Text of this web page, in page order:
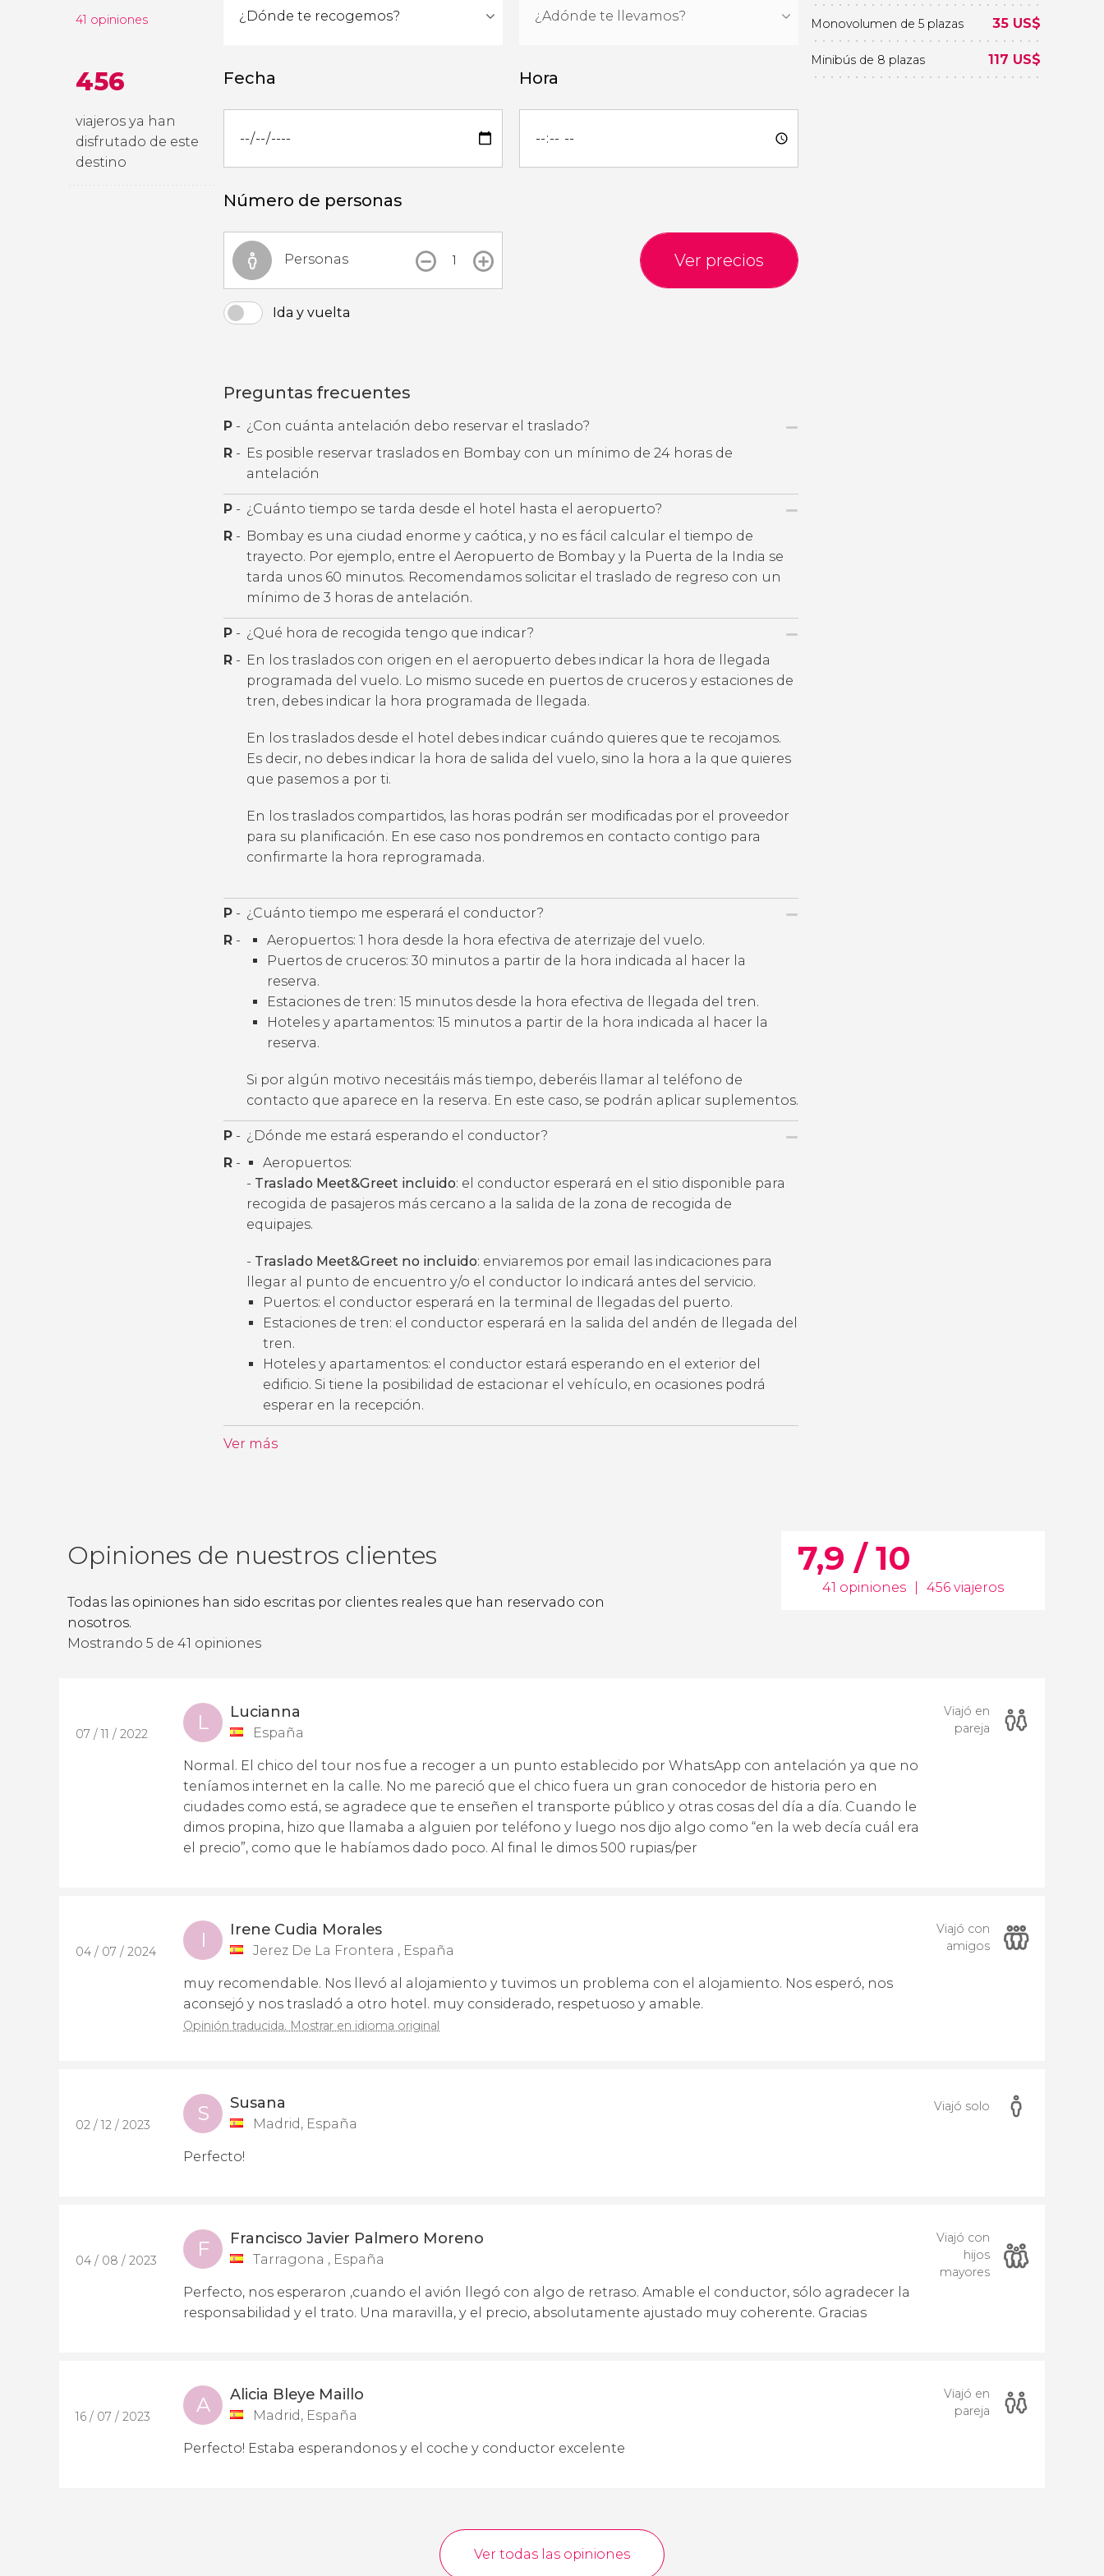
41 opiniones
456
viajeros ya han
disfrutado de este
destino
Fecha Hora
Número de personas
Personas Ver precios
Ida y vuelta
Preguntas frecuentes
P - ¿Con cuánta antelación debo reservar el traslado?
R - Es posible reservar traslados en Bombay con un mínimo de 24 horas de
antelación
P - ¿Cuánto tiempo se tarda desde el hotel hasta el aeropuerto?
R - Bombay es una ciudad enorme y caótica, y no es fácil calcular el tiempo de
trayecto. Por ejemplo, entre el Aeropuerto de Bombay y la Puerta de la India se
tarda unos 60 minutos. Recomendamos solicitar el traslado de regreso con un
mínimo de 3 horas de antelación.
P - ¿Qué hora de recogida tengo que indicar?
R - En los traslados con origen en el aeropuerto debes indicar la hora de llegada
programada del vuelo. Lo mismo sucede en puertos de cruceros y estaciones de
tren, debes indicar la hora programada de llegada.
En los traslados desde el hotel debes indicar cuándo quieres que te recojamos.
Es decir, no debes indicar la hora de salida del vuelo, sino la hora a la que quieres
que pasemos a por ti.
En los traslados compartidos, las horas podrán ser modificadas por el proveedor
para su planificación. En ese caso nos pondremos en contacto contigo para
confirmarte la hora reprogramada.
P - ¿Cuánto tiempo me esperará el conductor?
R -
Aeropuertos: 1 hora desde la hora efectiva de aterrizaje del vuelo.
Puertos de cruceros: 30 minutos a partir de la hora indicada al hacer la
reserva.
Estaciones de tren: 15 minutos desde la hora efectiva de llegada del tren.
Hoteles y apartamentos: 15 minutos a partir de la hora indicada al hacer la
reserva.
Si por algún motivo necesitáis más tiempo, deberéis llamar al teléfono de
contacto que aparece en la reserva. En este caso, se podrán aplicar suplementos.
P - ¿Dónde me estará esperando el conductor?
R -
Aeropuertos:
- Traslado Meet&Greet incluido: el conductor esperará en el sitio disponible para
recogida de pasajeros más cercano a la salida de la zona de recogida de
equipajes.
- Traslado Meet&Greet no incluido: enviaremos por email las indicaciones para
llegar al punto de encuentro y/o el conductor lo indicará antes del servicio.
Puertos: el conductor esperará en la terminal de llegadas del puerto.
Estaciones de tren: el conductor esperará en la salida del andén de llegada del
tren.
Hoteles y apartamentos: el conductor estará esperando en el exterior del
edificio. Si tiene la posibilidad de estacionar el vehículo, en ocasiones podrá
esperar en la recepción.
Ver más
Monovolumen de 5 plazas 35 US$
Minibús de 8 plazas 117 US$
Opiniones de nuestros clientes
Todas las opiniones han sido escritas por clientes reales que han reservado con
nosotros.
7,9 / 10
41 opiniones 456 viajeros
Mostrando 5 de 41 opiniones
07 / 11 / 2022 L Lucianna
España
Normal. El chico del tour nos fue a recoger a un punto establecido por WhatsApp con antelación ya que no
teníamos internet en la calle. No me pareció que el chico fuera un gran conocedor de historia pero en
ciudades como está, se agradece que te enseñen el transporte público y otras cosas del día a día. Cuando le
dimos propina, hizo que llamaba a alguien por teléfono y luego nos dijo algo como “en la web decía cuál era
el precio”, como que le habíamos dado poco. Al final le dimos 500 rupias/per
Viajó en
pareja
04 / 07 / 2024 I Irene Cudia Morales
Jerez De La Frontera , España
muy recomendable. Nos llevó al alojamiento y tuvimos un problema con el alojamiento. Nos esperó, nos
aconsejó y nos trasladó a otro hotel. muy considerado, respetuoso y amable.
Opinión traducida. Mostrar en idioma original
Viajó con
amigos
02 / 12 / 2023 S Susana
Madrid, España
Perfecto!
Viajó solo
04 / 08 / 2023 F Francisco Javier Palmero Moreno
Tarragona , España
Perfecto, nos esperaron ,cuando el avión llegó con algo de retraso. Amable el conductor, sólo agradecer la
responsabilidad y el trato. Una maravilla, y el precio, absolutamente ajustado muy coherente. Gracias
Viajó con
hijos
mayores
16 / 07 / 2023 A Alicia Bleye Maillo
Madrid, España
Perfecto! Estaba esperandonos y el coche y conductor excelente
Viajó en
pareja
Ver todas las opiniones